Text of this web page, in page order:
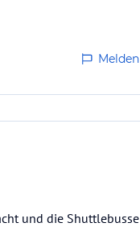
Melden
und die Shuttlebusse